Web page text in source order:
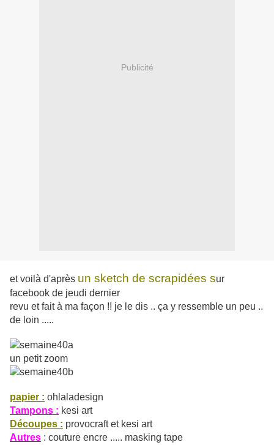
Publicité
et voilà d'après un sketch de scrapidées sur
facebook de jeudi dernier
revu et fait à ma façon !! je le dis .. ça y ressemble un peu ..
de loin .....
un petit zoom
papier : ohlaladesign
Tampons : kesi art
Découpes : provocraft et kesi art
Autres : couture encre ..... masking tape